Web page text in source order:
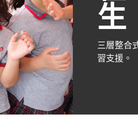
生
三層整合
習支援。